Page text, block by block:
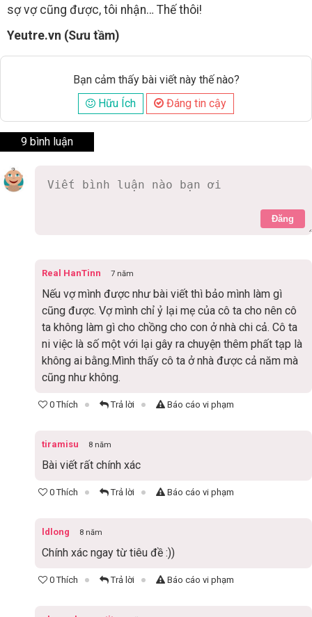
sợ vợ cũng được, tôi nhận… Thế thôi!
Yeutre.vn (Sưu tầm)
Bạn cảm thấy bài viết này thế nào?
Hữu Ích
Đáng tin cậy
9 bình luận
Đăng
Real HanTinn 7 năm
Nếu vợ mình được như bài viết thì bảo mình làm gì
cũng được. Vợ mình chỉ ỷ lại mẹ của cô ta cho nên cô
ta không làm gì cho chồng cho con ở nhà chi cả. Cô ta
ni việc là số một với lại gây ra chuyện thêm phất tạp là
không ai bằng.Mình thấy cô ta ở nhà được cả năm mà
cũng như không.
0 Thích Trả lời Báo cáo vi phạm
tiramisu 8 năm
Bài viết rất chính xác
0 Thích Trả lời Báo cáo vi phạm
ldlong 8 năm
Chính xác ngay từ tiêu đề :))
0 Thích Trả lời Báo cáo vi phạm